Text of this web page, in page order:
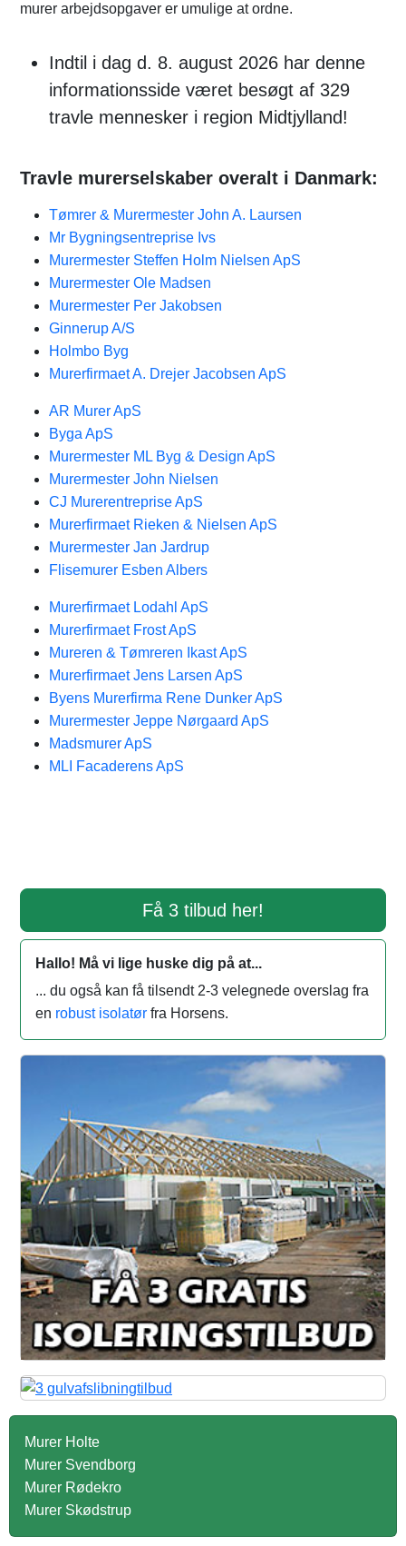
murer arbejdsopgaver er umulige at ordne.
Indtil i dag d. 8. august 2026 har denne
informationsside været besøgt af 329
travle mennesker i region Midtjylland!
Travle murerselskaber overalt i Danmark:
Tømrer & Murermester John A. Laursen
Mr Bygningsentreprise Ivs
Murermester Steffen Holm Nielsen ApS
Murermester Ole Madsen
Murermester Per Jakobsen
Ginnerup A/S
Holmbo Byg
Murerfirmaet A. Drejer Jacobsen ApS
AR Murer ApS
Byga ApS
Murermester ML Byg & Design ApS
Murermester John Nielsen
CJ Murerentreprise ApS
Murerfirmaet Rieken & Nielsen ApS
Murermester Jan Jardrup
Flisemurer Esben Albers
Murerfirmaet Lodahl ApS
Murerfirmaet Frost ApS
Mureren & Tømreren Ikast ApS
Murerfirmaet Jens Larsen ApS
Byens Murerfirma Rene Dunker ApS
Murermester Jeppe Nørgaard ApS
Madsmurer ApS
MLI Facaderens ApS
Få 3 tilbud her!
Hallo! Må vi lige huske dig på at...
... du også kan få tilsendt 2-3 velegnede overslag fra
en robust isolatør fra Horsens.
Murer Holte
Murer Svendborg
Murer Rødekro
Murer Skødstrup